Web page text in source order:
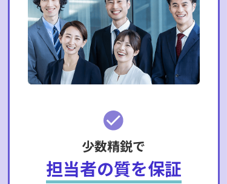
少数精鋭で
担当者の質を保証